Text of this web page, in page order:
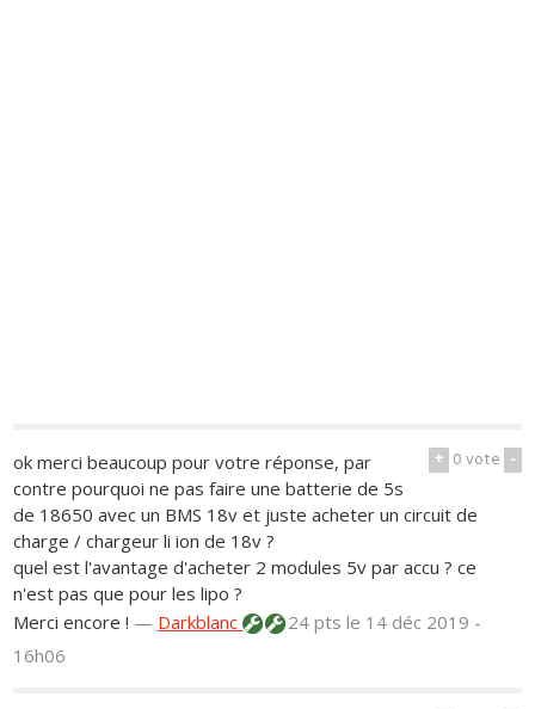
+ 0vote -
ok merci beaucoup pour votre réponse, par
contre pourquoi ne pas faire une batterie de 5s
de 18650 avec un BMS 18v et juste acheter un circuit de
charge / chargeur li ion de 18v ?
quel est l'avantage d'acheter 2 modules 5v par accu ? ce
n'est pas que pour les lipo ?
Merci encore ! — Darkblanc 24 ptsle 14 déc 2019 -
16h06